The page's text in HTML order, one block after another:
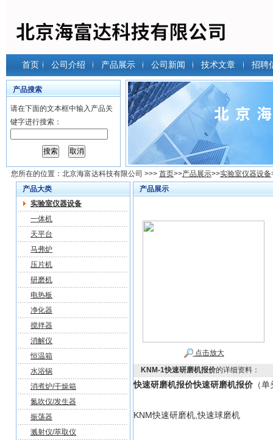
首页 公司介绍 产品展示 公司新闻 技术文章 招聘
产品搜索
请在下面的文本框中输入产品关
键字进行搜索：
您所在的位置： 北京海富达科技有限公司 >>> 首页>>产品展示>>实验室仪器设备
产品大类
实验室仪器设备
一体机
天平台
马弗炉
压片机
研磨机
电热板
净化器
搅拌器
消解仪
恒温箱
水浴锅
消煮炉/干燥箱
氮吹仪/发生器
振荡器
溅射仪/萃取仪
产品展示
点击放大
KNM-1快速研磨机报价的详细资料：
快速研磨机报价快速研磨机报价 （
KNM快速研磨机,快速球磨机